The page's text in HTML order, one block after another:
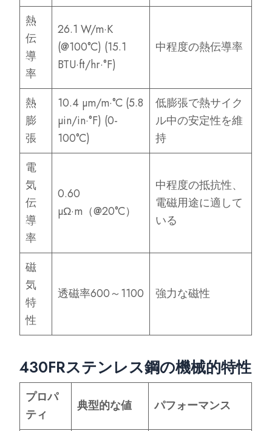
熱
伝
導
率
26.1 W/m·K
(@100°C) (15.1
BTU·ft/hr·°F)
中程度の熱伝導率
熱
膨
張
10.4 µm/m·°C (5.8
µin/in·°F) (0-
100°C)
低膨張で熱サイク
ル中の安定性を維
持
電
気
伝
導
率
0.60
µΩ·m（@20°C）
中程度の抵抗性、
電磁用途に適して
いる
磁
気
特
性
透磁率600～1100 強力な磁性
430FRステンレス鋼の機械的特性
プロパ
ティ
典型的な値 パフォーマンス